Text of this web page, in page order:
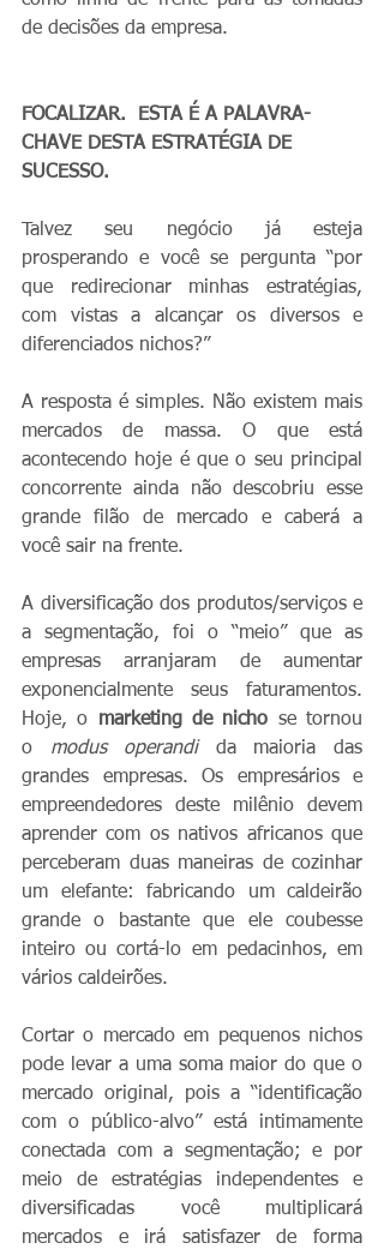
de decisões da empresa.
FOCALIZAR.  ESTA É A PALAVRA-
CHAVE DESTA ESTRATÉGIA DE
SUCESSO.
Talvez seu negócio já esteja
prosperando e você se pergunta “por
que redirecionar minhas estratégias,
com vistas a alcançar os diversos e
diferenciados nichos?”
A resposta é simples. Não existem mais
mercados de massa. O que está
acontecendo hoje é que o seu principal
concorrente ainda não descobriu esse
grande filão de mercado e caberá a
você sair na frente.
A diversificação dos produtos/serviços e
a segmentação, foi o “meio” que as
empresas arranjaram de aumentar
exponencialmente seus faturamentos.
Hoje, o marketing de nicho se tornou
o modus operandi da maioria das
grandes empresas. Os empresários e
empreendedores deste milênio devem
aprender com os nativos africanos que
perceberam duas maneiras de cozinhar
um elefante: fabricando um caldeirão
grande o bastante que ele coubesse
inteiro ou cortá-lo em pedacinhos, em
vários caldeirões.
Cortar o mercado em pequenos nichos
pode levar a uma soma maior do que o
mercado original, pois a “identificação
com o público-alvo” está intimamente
conectada com a segmentação; e por
meio de estratégias independentes e
diversificadas você multiplicará
mercados e irá satisfazer de forma